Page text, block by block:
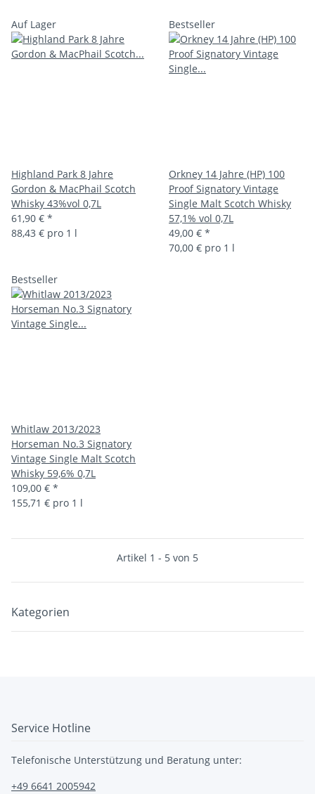
Auf Lager
Highland Park 8 Jahre
Gordon & MacPhail Scotch
Whisky 43%vol 0,7L
61,90 € *
88,43 € pro 1 l
Bestseller
Orkney 14 Jahre (HP) 100
Proof Signatory Vintage
Single Malt Scotch Whisky
57,1% vol 0,7L
49,00 € *
70,00 € pro 1 l
Bestseller
Whitlaw 2013/2023
Horseman No.3 Signatory
Vintage Single Malt Scotch
Whisky 59,6% 0,7L
109,00 € *
155,71 € pro 1 l
Artikel 1 - 5 von 5
Kategorien
Service Hotline
Telefonische Unterstützung und Beratung unter:
+49 6641 2005942